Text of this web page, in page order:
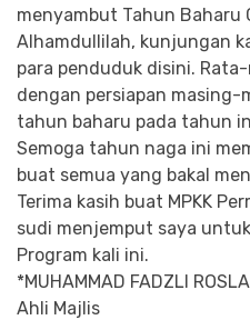
menyambut Tahun Baharu
Alhamdullilah, kunjungan
para penduduk disini.
dengan persiapan masing-
tahun baharu pada tahun
Semoga tahun naga ini
buat semua yang bakal
Terima kasih buat MPKK
sudi menjemput saya
Program kali ini.
*MUHAMMAD FADZLI
Ahli Majlis